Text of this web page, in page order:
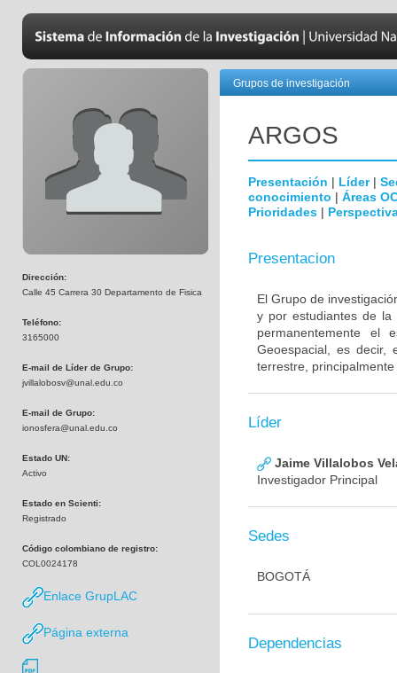
Dirección:
Calle 45 Carrera 30 Departamento de Fisica
Teléfono:
3165000
E-mail de Líder de Grupo:
jvillalobosv@unal.edu.co
E-mail de Grupo:
ionosfera@unal.edu.co
Estado UN:
Activo
Estado en Scienti:
Registrado
Código colombiano de registro:
COL0024178
Enlace GrupLAC
Página externa
Grupos de investigación
ARGOS
Presentación | Líder|
conocimiento | Áreas
Prioridades |
Presentacion
El Grupo de
y por estudiantes de la
permanentemente el
Geoespacial, es decir,
terrestre,
Líder
Jaime Villalobos
Investigador Principal
Sedes
BOGOTÁ
Dependencias